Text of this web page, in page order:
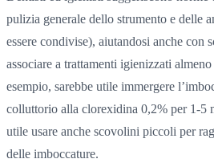
pulizia generale dello strumento e delle
essere condivise), aiutandosi anche con
associare a trattamenti igienizzati
esempio, sarebbe utile immergere
colluttorio alla clorexidina 0,2% per 1-5
utile usare anche scovolini piccoli per
delle imboccature.